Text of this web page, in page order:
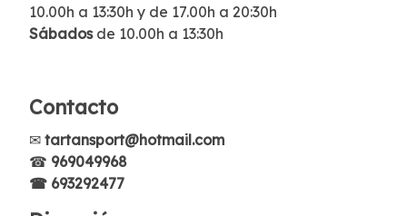
10.00h a 13:30h y de 17.00h a 20:30h
Sábados de 10.00h a 13:30h
Contacto
✉ tartansport@hotmail.com
☎ 969049968
☎ 693292477